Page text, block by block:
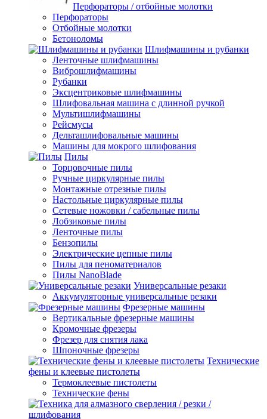
Перфораторы / отбойные молотки
Перфораторы
Отбойные молотки
Бетоноломы
Шлифмашины и рубанки
Ленточные шлифмашины
Виброшлифмашины
Рубанки
Эксцентриковые шлифмашины
Шлифовальная машина с длинной ручкой
Мультишлифмашины
Рейсмусы
Дельташлифовальные машины
Машины для мокрого шлифования
Пилы
Торцовочные пилы
Ручные циркулярные пилы
Монтажные отрезные пилы
Настольные циркулярные пилы
Сетевые ножовки / сабельные пилы
Лобзиковые пилы
Ленточные пилы
Бензопилы
Электрические цепные пилы
Пилы для пеноматериалов
Пилы NanoBlade
Универсальные резаки
Аккумуляторные универсальные резаки
Фрезерные машины
Вертикальные фрезерные машины
Кромочные фрезеры
Фрезер для снятия лака
Шпоночные фрезеры
Технические
фены и клеевые пистолеты
Термоклеевые пистолеты
Технические фены